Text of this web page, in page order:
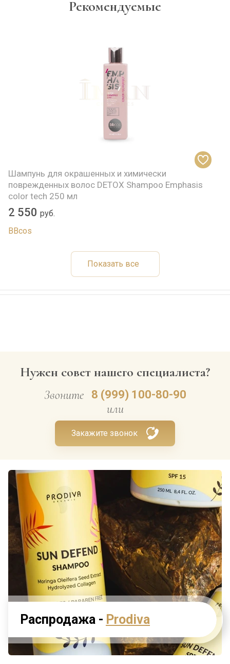
Рекомендуемые
Шампунь для окрашенных и химически
поврежденных волос DETOX Shampoo Emphasis
color tech 250 мл
2 550 руб.
BBcos
Показать все
Нужен совет нашего специалиста?
Звоните 8 (999) 100-80-90
или
Закажите звонок
Распродажа - Prodiva